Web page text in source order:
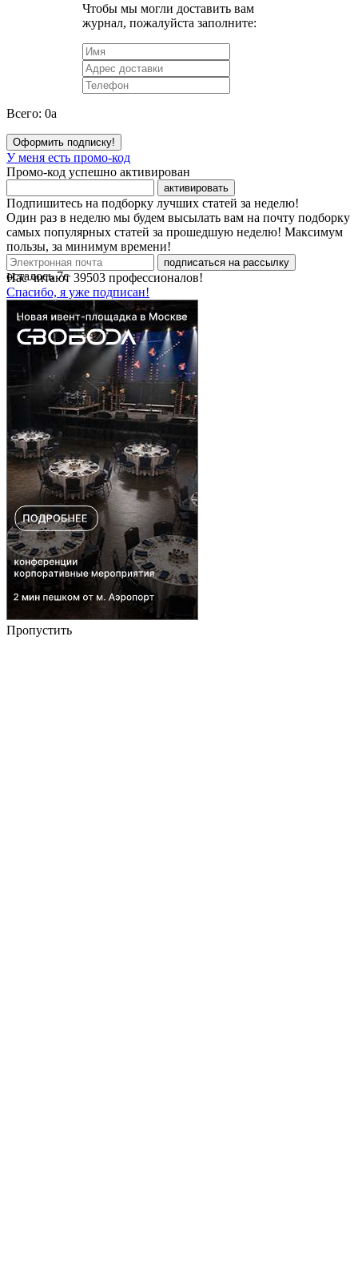
Чтобы мы могли доставить вам
журнал, пожалуйста заполните:
Всего: 0a
Оформить подписку!
У меня есть промо-код
Промо-код успешно активирован
активировать
Подпишитесь на подборку лучших статей за неделю!
Один раз в неделю мы будем высылать вам на почту подборку
самых популярных статей за прошедшую неделю! Максимум
пользы, за минимум времени!
подписаться на рассылку
Нас читают 39503 профессионалов!
Спасибо, я уже подписан!
осталось7с
Пропустить